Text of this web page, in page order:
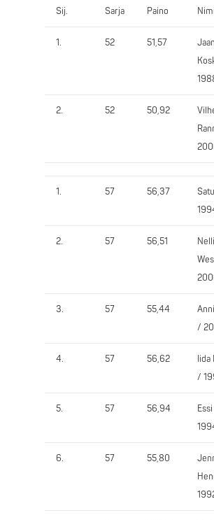
Sij. Sarja Paino Nimi
1. 52 51,57
2. 52 50,92
1. 57 56,37
2. 57 56,51
Nelli
3. 57 55,44
/
4. 57 56,62
/
5. 57 56,94
6. 57 55,80